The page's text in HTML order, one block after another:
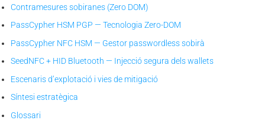
Contramesures sobiranes (Zero DOM)
PassCypher HSM PGP — Tecnologia Zero-DOM
PassCypher NFC HSM — Gestor passwordless sobirà
SeedNFC + HID Bluetooth — Injecció segura dels wallets
Escenaris d’explotació i vies de mitigació
Síntesi estratègica
Glossari